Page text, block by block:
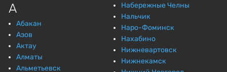
А
Абакан
Азов
Актау
Алматы
Альметьевск
Набережные Челны
Нальчик
Наро-Фоминск
Нахабино
Нижневартовск
Нижнекамск